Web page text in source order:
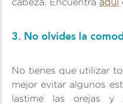
3. No olvides la
No tienes que utilizar
mejor evitar algunos
lastime las orejas y